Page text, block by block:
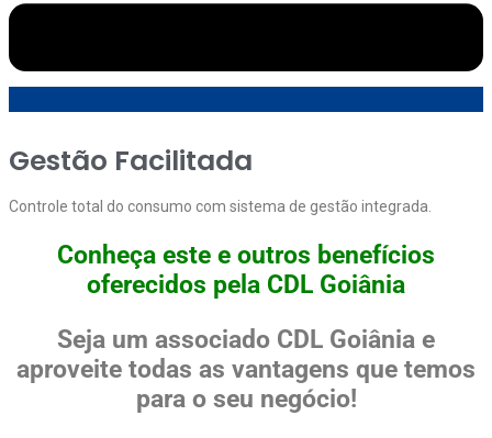
Gestão Facilitada
Controle total do consumo com sistema de gestão integrada.
Conheça este e outros benefícios
oferecidos pela CDL Goiânia
Seja um associado CDL Goiânia e
aproveite todas as vantagens que temos
para o seu negócio!